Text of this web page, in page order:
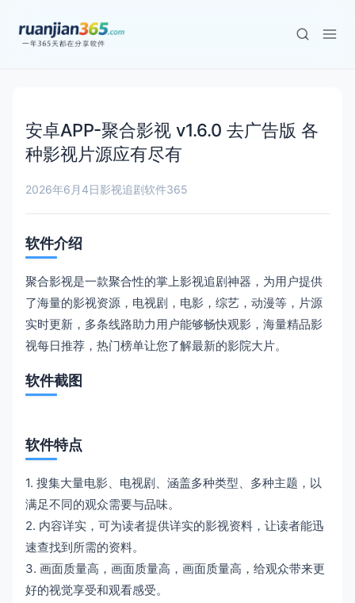
安卓APP-聚合影视 v1.6.0 去广告版 各
种影视片源应有尽有
2026年6月4日影视追剧软件365
软件介绍
聚合影视是一款聚合性的掌上影视追剧神器，为用户提供
了海量的影视资源，电视剧，电影，综艺，动漫等，片源
实时更新，多条线路助力用户能够畅快观影，海量精品影
视每日推荐，热门榜单让您了解最新的影院大片。
软件截图
软件特点
1. 搜集大量电影、电视剧、涵盖多种类型、多种主题，以
满足不同的观众需要与品味。
2. 内容详实，可为读者提供详实的影视资料，让读者能迅
速查找到所需的资料。
3. 画面质量高，画面质量高，画面质量高，给观众带来更
好的视觉享受和观看感受。